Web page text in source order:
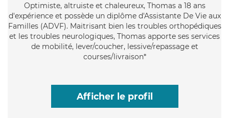
Optimiste, altruiste et chaleureux, Thomas a 18 ans
d'expérience et possède un diplôme d'Assistante De Vie aux
Familles (ADVF). Maitrisant bien les troubles orthopédiques
et les troubles neurologiques, Thomas apporte ses services
de mobilité, lever/coucher, lessive/repassage et
courses/livraison*
Afficher le profil